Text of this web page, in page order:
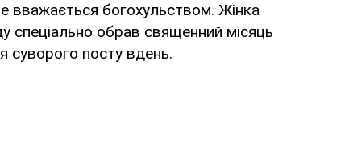
вважається богохульством. Жінка
обрав священний місяць
суворого посту вдень.